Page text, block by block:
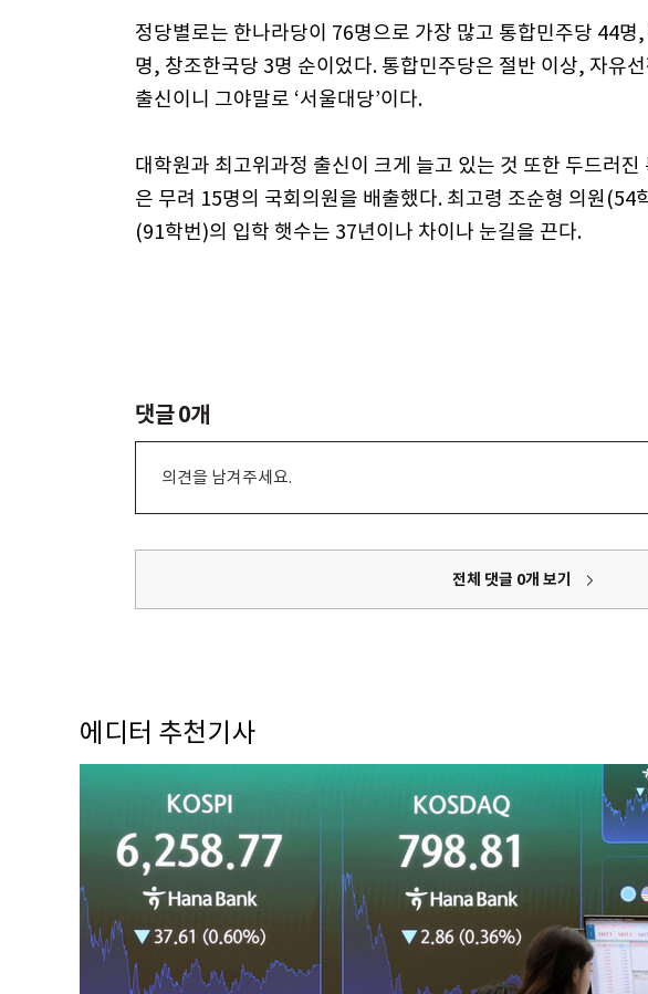
정당별로는 한나라당이 76명으로 가장 많고 통합민주당 44
명, 창조한국당 3명 순이었다. 통합민주당은 절반 이상, 자유
출신이니 그야말로 ‘서울대당’이다.
대학원과 최고위과정 출신이 크게 늘고 있는 것 또한 두드러
은 무려 15명의 국회의원을 배출했다. 최고령 조순형 의원(54
(91학번)의 입학 햇수는 37년이나 차이나 눈길을 끈다.
댓글0개
의견을 남겨주세요.
전체 댓글 0개 보기
에디터 추천기사